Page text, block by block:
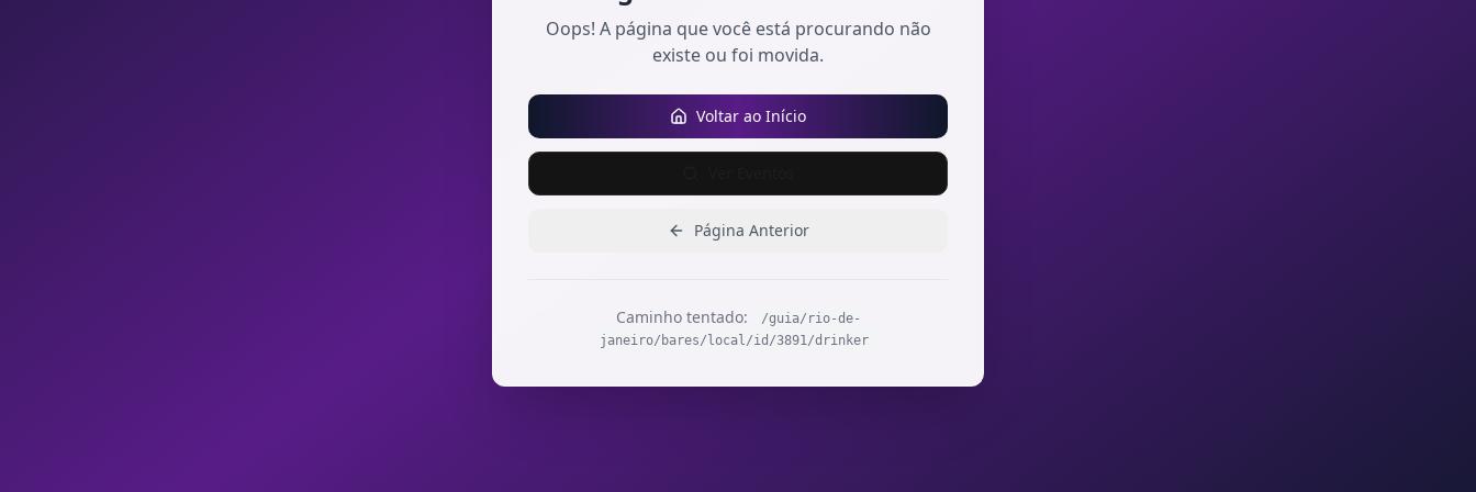
Oops! A página que você está procurando não
existe ou foi movida.
Voltar ao Início
Página Anterior
Caminho tentado:
/guia/rio-de-
janeiro/bares/local/id/3891/drinker